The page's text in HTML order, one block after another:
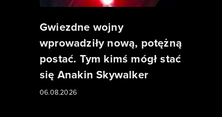
Gwiezdne wojny
wprowadziły nową, potężną
postać. Tym kimś mógł stać
się Anakin Skywalker
06.08.2026